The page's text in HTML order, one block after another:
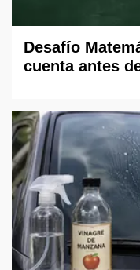
Desafío
cuenta antes